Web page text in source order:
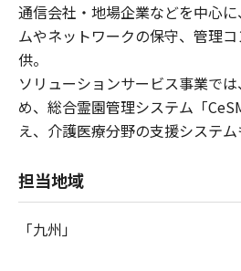
通信会社・地場企業などを中心
ムやネットワークの保守、管理
供。
ソリューションサービス事業で
め、総合霊園管理システム「
え、介護医療分野の支援システム
担当地域
「九州」